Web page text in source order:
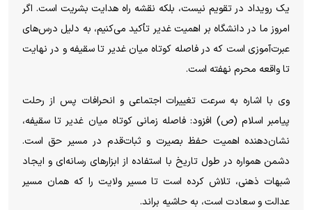
یک رویداد در تقویم نیست، بلکه نقشه راه هدایت بشریت است. اگر
امروز ما در دانشگاه بر اهمیت غدیر تأکید می‌کنیم، به دلیل درس‌های
عبرت‌آموزی است که در فاصله کوتاه میان غدیر تا سقیفه و در نهایت
تا واقعه محرم نهفته است.
وی با اشاره به سرعت تغییرات اجتماعی و انحرافات پس از رحلت
پیامبر اسلام (ص) افزود: فاصله زمانی کوتاه میان غدیر تا سقیفه،
نشان‌دهنده اهمیت حفظ بصیرت و ثبات‌قدم در مسیر حق است.
دشمن همواره در طول تاریخ با استفاده از ابزارهای رسانه‌ای و ایجاد
شبهات ذهنی، تلاش کرده است تا مسیر ولایت را که همان مسیر
عدالت و سعادت است، به حاشیه براند.